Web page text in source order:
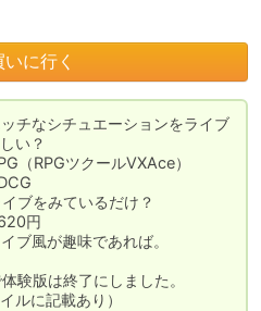
いに行く
チなシチュエーションをライブ
い？
RPGツクールVXAce）
をみているだけ？
円
風が趣味であれば。
験版は終了にしました。
ルに記載あり）